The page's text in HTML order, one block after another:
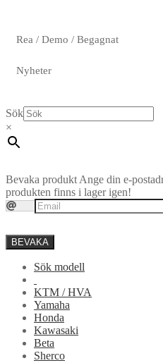
Rea / Demo / Begagnat
Nyheter
Sök
×
Bevaka produkt Ange din e-
produkten finns i lager igen!
BEVAKA
Sök modell
KTM / HVA
Yamaha
Honda
Kawasaki
Beta
Sherco